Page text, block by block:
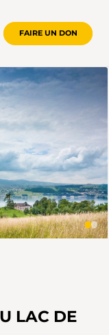
FAIRE UN DON
LAC DE